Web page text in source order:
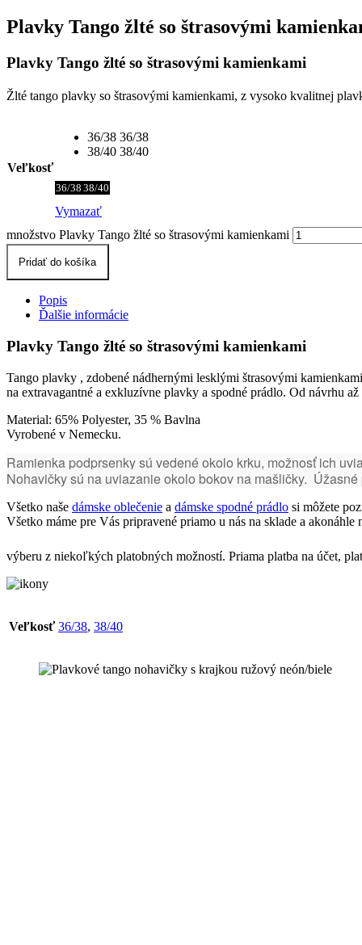
Plavky Tango žlté so štrasovými
Plavky Tango žlté so štrasovými kamienkami
Žlté tango plavky so štrasovými kamienkami, z vysoko kvalitnej
Veľkosť
36/38 36/38
38/40 38/40
36/38 38/40
Vymazať
množstvo Plavky Tango žlté so štrasovými kamienkami
Pridať do košíka
Popis
Ďalšie informácie
Plavky Tango žlté so štrasovými kamienkami
Tango plavky , zdobené nádhernými lesklými štrasovými
na extravagantné a exkluzívne plavky a spodné prádlo. Od návrhu
Material: 65% Polyester, 35 % Bavlna
Vyrobené v Nemecku.
Ramienka podprsenky sú vedené okolo krku, možnosť ich
Nohavičky sú na uviazanie okolo bokov na mašličky.
Všetko naše dámske oblečenie a dámske spodné prádlo si môžete
Všetko máme pre Vás pripravené priamo u nás na sklade a
výberu z niekoľkých platobných možností. Priama platba na účet,
Veľkosť 36/38, 38/40